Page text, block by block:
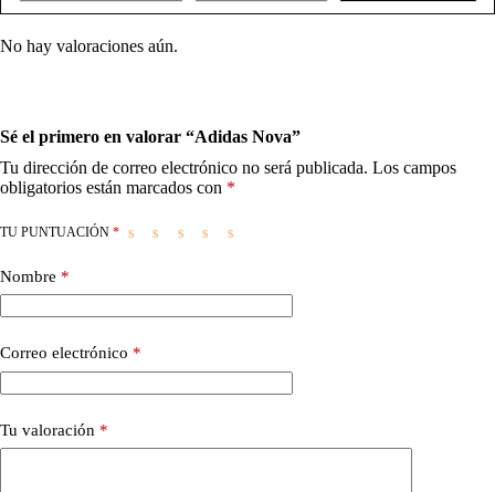
No hay valoraciones aún.
Sé el primero en valorar “Adidas Nova”
Tu dirección de correo electrónico no será publicada. Los campos
obligatorios están marcados con *
TU PUNTUACIÓN *
Nombre *
Correo electrónico *
Tu valoración *